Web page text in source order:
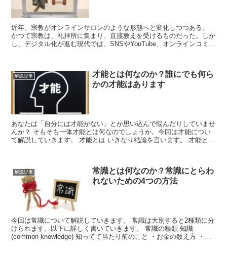
近年、宗教がオンラインサロンのような形態へと変化しつつある。
かつて宗教は、礼拝所に集まり、直接教えを受けるものだった。しか
し、デジタル化が進む現代では、SNSやYouTube、オンラインコミュ
解説記事
才能とは何なのか？誰にでも何ら
かの才能はあります
あなたは「自分には才能がない」とか思い込んで悩んだりしていませ
んか？ そもそも一体才能とは何なのでしょうか。今回は才能につい
て解説していきます。 才能とは いきなり結論を言います。 才能と
解説記事
常識とは何なのか？常識にとらわ
れないための4つの方法
今回は常識について解説していきます。 常識は大別すると2種類に分
けられます。以下に詳しく書いていきます。 常識の種類 知識
(common knowledge) 知ってて当たり前のこと ・お金の数え方 ・時